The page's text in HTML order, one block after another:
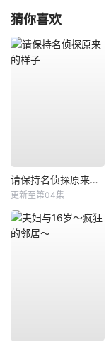
猜你喜欢
请保持名侦探原来的样子
更新至第04集